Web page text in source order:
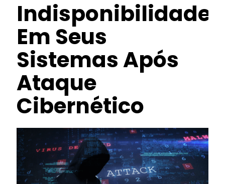
Indisponibilidade
Em Seus
Sistemas Após
Ataque
Cibernético